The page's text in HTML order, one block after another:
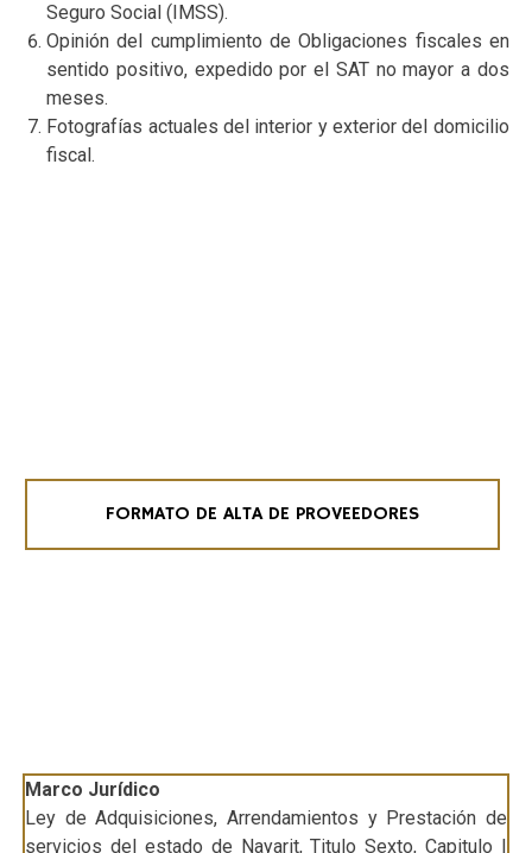
Seguro Social (IMSS).
Opinión del cumplimiento de Obligaciones fiscales en
sentido positivo, expedido por el SAT no mayor a dos
meses.
Fotografías actuales del interior y exterior del domicilio
fiscal.
FORMATO DE ALTA DE PROVEEDORES
Marco Jurídico
Ley de Adquisiciones, Arrendamientos y Prestación de
servicios del estado de Nayarit, Titulo Sexto, Capitulo I